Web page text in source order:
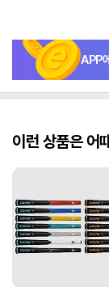
APP
이런 상품은 어